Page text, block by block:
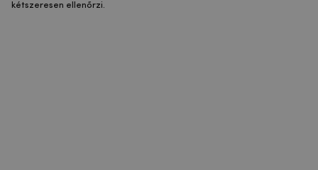
kétszeresen ellenőrzi.